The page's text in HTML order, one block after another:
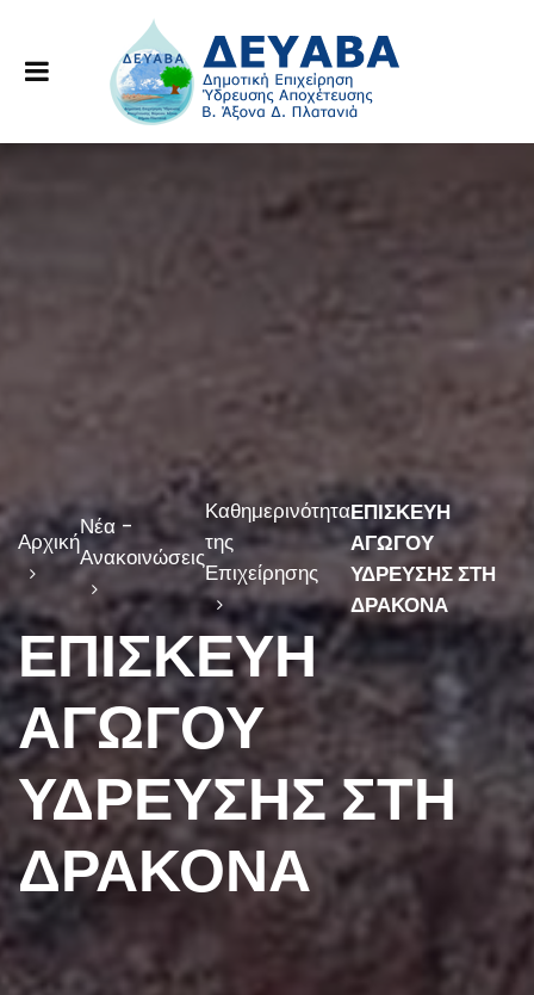
Αρχική
Νέα -
Ανακοινώσεις
Καθημερινότητα
της
Επιχείρησης
ΕΠΙΣΚΕΥΗ
ΑΓΩΓΟΥ
ΥΔΡΕΥΣΗΣ ΣΤΗ
ΔΡΑΚΟΝΑ
ΕΠΙΣΚΕΥΗ
ΑΓΩΓΟΥ
ΥΔΡΕΥΣΗΣ ΣΤΗ
ΔΡΑΚΟΝΑ